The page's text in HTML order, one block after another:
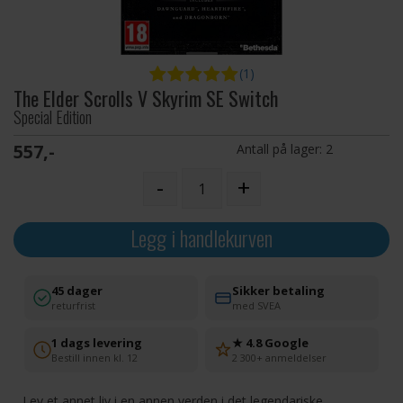
(1)
The Elder Scrolls V Skyrim SE Switch
Special Edition
557,- Antall på lager: 2
- +
Legg i handlekurven
45 dager
returfrist
Sikker betaling
med SVEA
1 dags levering
Bestill innen kl. 12
★ 4.8 Google
2 300+ anmeldelser